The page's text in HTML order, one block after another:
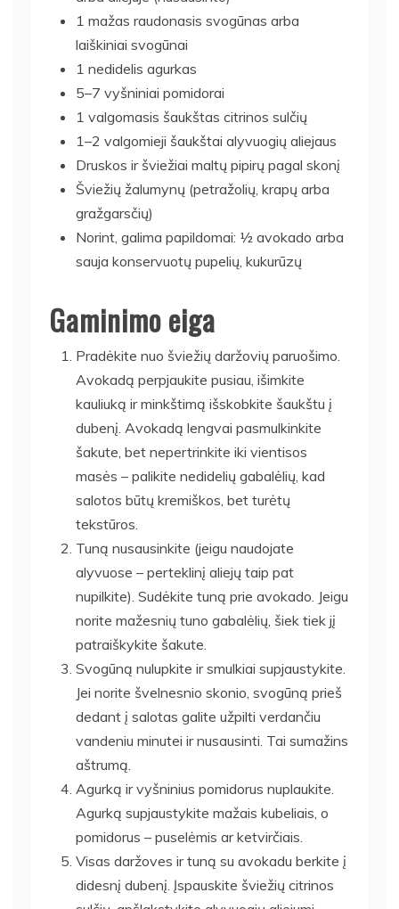
1 mažas raudonasis svogūnas arba
laiškiniai svogūnai
1 nedidelis agurkas
5–7 vyšniniai pomidorai
1 valgomasis šaukštas citrinos sulčių
1–2 valgomieji šaukštai alyvuogių aliejaus
Druskos ir šviežiai maltų pipirų pagal skonį
Šviežių žalumynų (petražolių, krapų arba
gražgarsčių)
Norint, galima papildomai: ½ avokado arba
sauja konservuotų pupelių, kukurūzų
Gaminimo eiga
Pradėkite nuo šviežių daržovių paruošimo.
Avokadą perpjaukite pusiau, išimkite
kauliuką ir minkštimą išskobkite šaukštu į
dubenį. Avokadą lengvai pasmulkinkite
šakute, bet nepertrinkite iki vientisos
masės – palikite nedidelių gabalėlių, kad
salotos būtų kremiškos, bet turėtų
tekstūros.
Tuną nusausinkite (jeigu naudojate
alyvuose – perteklinį aliejų taip pat
nupilkite). Sudėkite tuną prie avokado. Jeigu
norite mažesnių tuno gabalėlių, šiek tiek jį
patraiškykite šakute.
Svogūną nulupkite ir smulkiai supjaustykite.
Jei norite švelnesnio skonio, svogūną prieš
dedant į salotas galite užpilti verdančiu
vandeniu minutei ir nusausinti. Tai sumažins
aštrumą.
Agurką ir vyšninius pomidorus nuplaukite.
Agurką supjaustykite mažais kubeliais, o
pomidorus – puselėmis ar ketvirčiais.
Visas daržoves ir tuną su avokadu berkite į
didesnį dubenį. Įspauskite šviežių citrinos